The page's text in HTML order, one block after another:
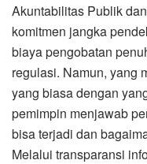
Akuntabilitas Publik
komitmen jangka
biaya pengobatan
regulasi. Namun, yang
yang biasa dengan
pemimpin menjawab
bisa terjadi dan
Melalui transparansi